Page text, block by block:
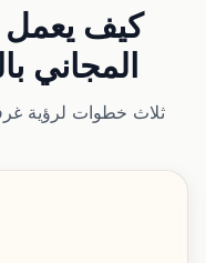
كيف يعمل
المجاني
ثلاث خطوات لرؤية